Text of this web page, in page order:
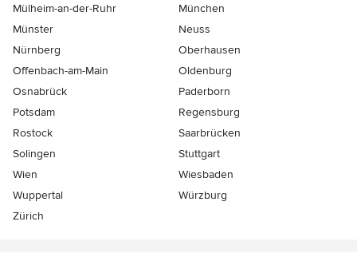
Mülheim-an-der-Ruhr
München
Münster
Neuss
Nürnberg
Oberhausen
Offenbach-am-Main
Oldenburg
Osnabrück
Paderborn
Potsdam
Regensburg
Rostock
Saarbrücken
Solingen
Stuttgart
Wien
Wiesbaden
Wuppertal
Würzburg
Zürich